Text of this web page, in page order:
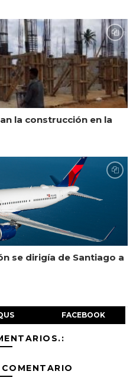
la construcción en la
se dirigía de Santiago a
FACEBOOK